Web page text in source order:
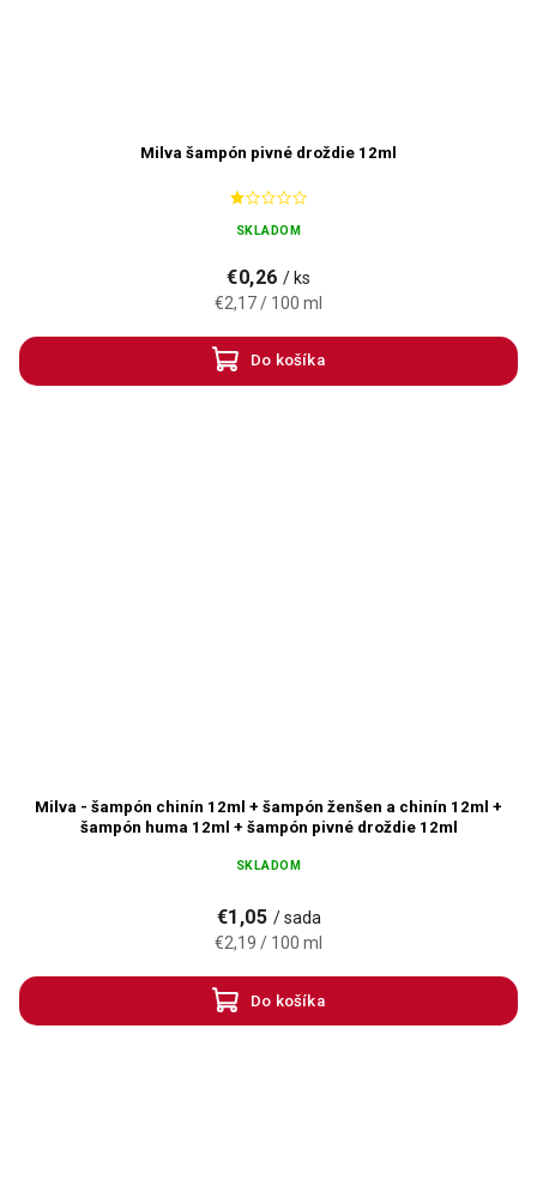
Milva šampón pivné droždie 12ml
SKLADOM
€0,26 / ks
€2,17 / 100 ml
Do košíka
Milva - šampón chinín 12ml + šampón ženšen a chinín 12ml +
šampón huma 12ml + šampón pivné droždie 12ml
SKLADOM
€1,05 / sada
€2,19 / 100 ml
Do košíka